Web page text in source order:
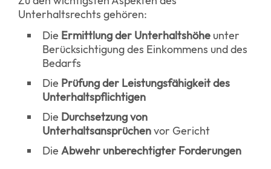
Unterhaltsrechts gehören:
Die Ermittlung der Unterhaltshöhe unter
Berücksichtigung des Einkommens und des
Bedarfs
Die Prüfung der Leistungsfähigkeit des
Unterhaltspflichtigen
Die Durchsetzung von
Unterhaltsansprüchenvor Gericht
Die Abwehr unberechtigter Forderungen